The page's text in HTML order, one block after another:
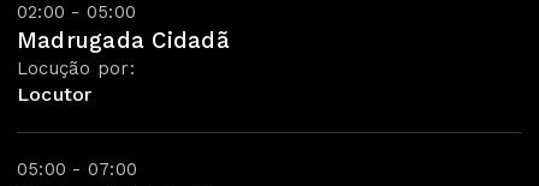
02:00 - 05:00
Madrugada Cidadã
Locução por:
Locutor
05:00 - 07:00